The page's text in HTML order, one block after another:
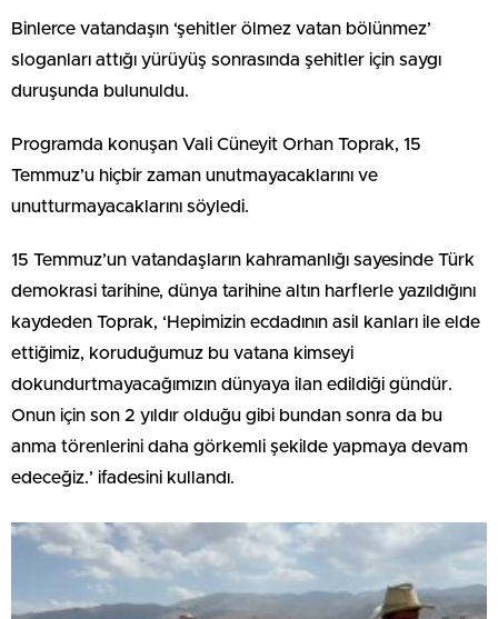
Binlerce vatandaşın ‘şehitler ölmez vatan bölünmez’
sloganları attığı yürüyüş sonrasında şehitler için saygı
duruşunda bulunuldu.
Programda konuşan Vali Cüneyit Orhan Toprak, 15
Temmuz’u hiçbir zaman unutmayacaklarını ve
unutturmayacaklarını söyledi.
15 Temmuz’un vatandaşların kahramanlığı sayesinde Türk
demokrasi tarihine, dünya tarihine altın harflerle yazıldığını
kaydeden Toprak, ‘Hepimizin ecdadının asil kanları ile elde
ettiğimiz, koruduğumuz bu vatana kimseyi
dokundurtmayacağımızın dünyaya ilan edildiği gündür.
Onun için son 2 yıldır olduğu gibi bundan sonra da bu
anma törenlerini daha görkemli şekilde yapmaya devam
edeceğiz.’ ifadesini kullandı.